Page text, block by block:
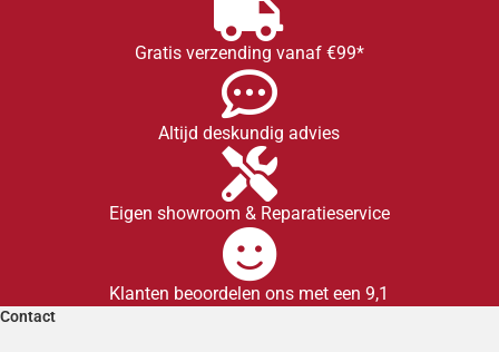
Gratis verzending vanaf €99*
Altijd deskundig advies
Eigen showroom & Reparatieservice
Klanten beoordelen ons met een 9,1
Contact